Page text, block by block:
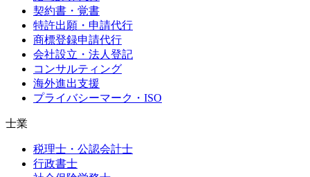
契約書・覚書
特許出願・申請代行
商標登録申請代行
会社設立・法人登記
コンサルティング
海外進出支援
プライバシーマーク・ISO
士業
税理士・公認会計士
行政書士